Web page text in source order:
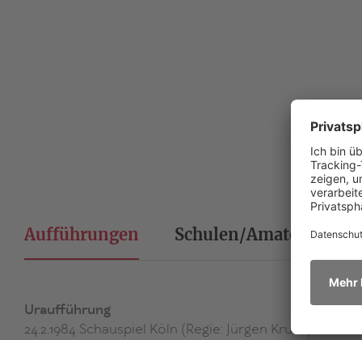
Aufführungen Schulen/
Uraufführung
24.2.1984 Schauspiel Köln (Regie: Jürgen Kruse)